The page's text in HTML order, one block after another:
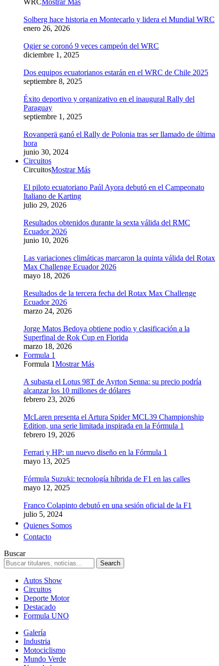
WRCMostrar Más
Solberg hace historia en Montecarlo y lidera el Mundial WRC
enero 26, 2026
Ogier se coronó 9 veces campeón del WRC
diciembre 1, 2025
Dos equipos ecuatorianos estarán en el WRC de Chile 2025
septiembre 8, 2025
Éxito deportivo y organizativo en el inaugural Rally del
Paraguay
septiembre 1, 2025
Rovanperä ganó el Rally de Polonia tras ser llamado de última
hora
junio 30, 2024
Circuitos
CircuitosMostrar Más
El piloto ecuatoriano Paúl Ayora debutó en el Campeonato
Italiano de Karting
julio 29, 2026
Resultados obtenidos durante la sexta válida del RMC
Ecuador 2026
junio 10, 2026
Las variaciones climáticas marcaron la quinta válida del Rotax
Max Challenge Ecuador 2026
mayo 18, 2026
Resultados de la tercera fecha del Rotax Max Challenge
Ecuador 2026
marzo 24, 2026
Jorge Matos Bedoya obtiene podio y clasificación a la
Superfinal de Rok Cup en Florida
marzo 18, 2026
Formula 1
Formula 1Mostrar Más
A subasta el Lotus 98T de Ayrton Senna: su precio podría
alcanzar los 10 millones de dólares
febrero 23, 2026
McLaren presenta el Artura Spider MCL39 Championship
Edition, una serie limitada inspirada en la Fórmula 1
febrero 19, 2026
Ferrari y HP: un nuevo diseño en la Fórmula 1
mayo 13, 2025
Fórmula Suzuki: tecnología híbrida de F1 en las calles
mayo 12, 2025
Franco Colapinto debutó en una sesión oficial de la F1
julio 5, 2024
Quienes Somos
Contacto
Buscar
Autos Show
Circuitos
Deporte Motor
Destacado
Formula UNO
Galería
Industria
Motociclismo
Mundo Verde